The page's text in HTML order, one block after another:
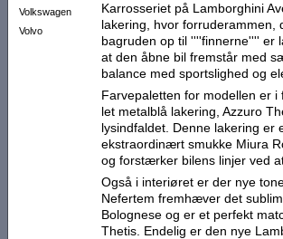
Volkswagen
Volvo
Karrosseriet på Lamborghini
lakering, hvor forruderammen,
bagruden op til ''''finnerne'''' er
at den åbne bil fremstår med
balance med sportslighed og
Farvepaletten for modellen er
let metalblå lakering, Azzuro
lysindfaldet. Denne lakering er
ekstraordinært smukke Miura
og forstærker bilens linjer ved
Også i interiøret er der nye
Nefertem fremhæver det
Bolognese og er et perfekt
Thetis. Endelig er den nye